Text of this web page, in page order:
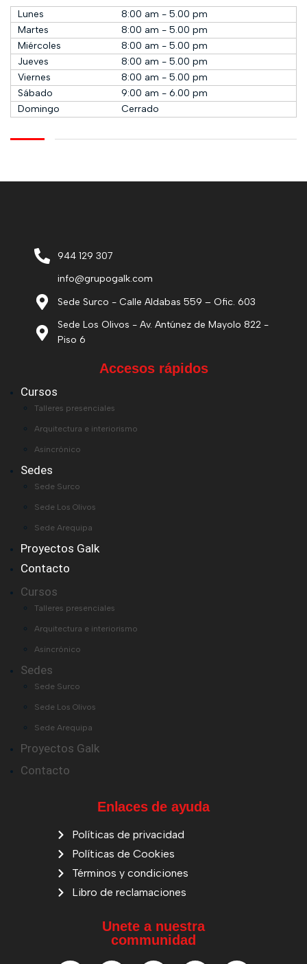
Lunes
8:00 am - 5.00 pm
Martes
8:00 am - 5.00 pm
Miércoles
8:00 am - 5.00 pm
Jueves
8:00 am - 5.00 pm
Viernes
8:00 am - 5.00 pm
Sábado
9:00 am - 6.00 pm
Domingo
Cerrado
944 129 307
info@grupogalk.com
Sede Surco - Calle Aldabas 559 – Ofic. 603
Sede Los Olivos - Av. Antúnez de Mayolo 822 -
Piso 6
Accesos rápidos
Cursos
Talleres presenciales
Arquitectura e interiorismo
Asincrónico
Sedes
Sede Surco
Sede Los Olivos
Sede Arequipa
Proyectos Galk
Contacto
Cursos
Talleres presenciales
Arquitectura e interiorismo
Asincrónico
Sedes
Sede Surco
Sede Los Olivos
Sede Arequipa
Proyectos Galk
Contacto
Enlaces de ayuda
Políticas de privacidad
Políticas de Cookies
Términos y condiciones
Libro de reclamaciones
Unete a nuestra
communidad